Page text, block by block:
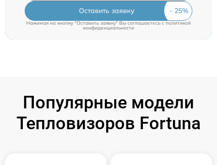
Оставить заявку
Нажимая на кнопку "Оставить заявку" Вы соглашаетесь cполитикой
конфиденциальности
Популярные модели
Тепловизоров Fortuna